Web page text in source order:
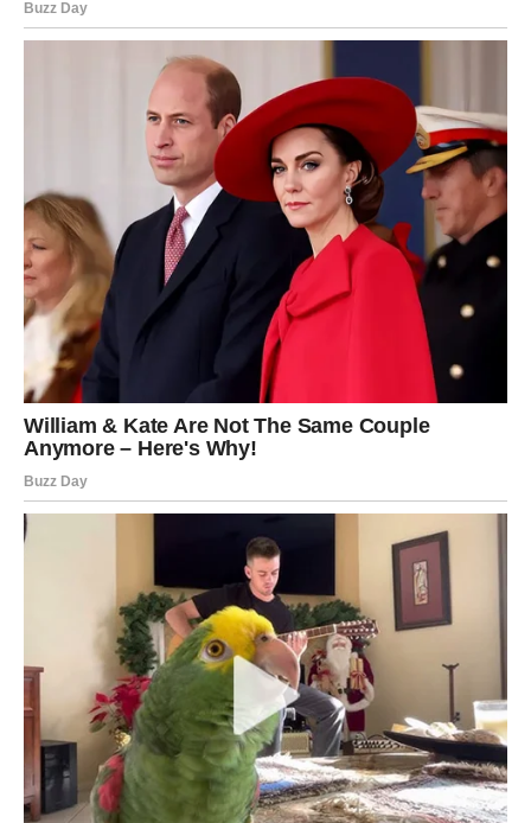
DONOSI ODGOVOR KOJI
Vodolije će narednih dana biti posebno povezane sa
svojom intuicijom. Snovi će postati neobično jasni, a
mnogi će se probuditi s osjećajem da su dobili važnu
poruku.
Možda ćete sanjati osobu koju dugo niste vidjeli, mjesto
koje ima posebno značenje ili simbol koji će vas navesti
na razmišljanje. Nemojte ignorisati takve snove jer oni
mogu biti odgovor na pitanje koje vas već dugo muči.
Ako se dvoumite oko važne odluke, obratite pažnju na
znakove koji će vam se pojavljivati tokom dana. Nije
isključeno da će se isti simbol ili ista riječ ponavljati više
puta. Upravo u tome krije se poruka koju vam univerzum
Na ljubavnom planu očekuje vas više nježnosti i
razumijevanja. Partner će pokazati koliko mu značite, dok
slobodne Vodolije mogu upoznati osobu s kojom će
odmah osjetiti neobjašnjivu povezanost.
Na poslu će vam intuicija pomoći da donesete pravu
odluku u pravom trenutku. Nemojte sumnjati u svoj